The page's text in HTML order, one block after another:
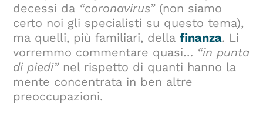
decessi da “coronavirus” (non siamo
certo noi gli specialisti su questo tema),
ma quelli, più familiari, dellafinanza. Li
vorremmo commentare quasi… “in punta
di piedi” nel rispetto di quanti hanno la
mente concentrata in ben altre
preoccupazioni.